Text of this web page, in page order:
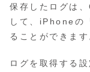
保存したログは
して、iPhoneの
ることができます
ログを取得する